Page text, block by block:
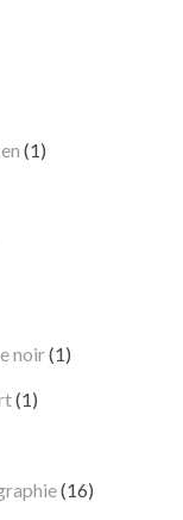
(1)
noir(1)
(1)
(16)